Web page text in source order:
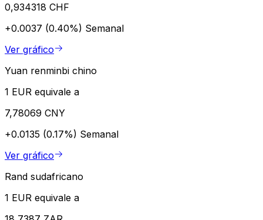
0,934318 CHF
+0.0037 (0.40%) Semanal
Ver gráfico
Yuan renminbi chino
1 EUR equivale a
7,78069 CNY
+0.0135 (0.17%) Semanal
Ver gráfico
Rand sudafricano
1 EUR equivale a